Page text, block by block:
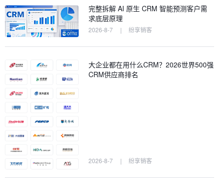
完整拆解 AI 原生 CRM 智能预测客户需
求底层原理
2026-8-7 | 纷享销客
大企业都在用什么CRM？2026世界500强
CRM供应商排名
2026-8-7 | 纷享销客